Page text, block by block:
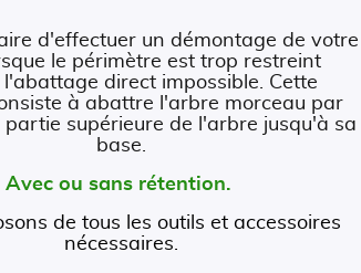
d'effectuer un démontage de votre
le périmètre est trop restreint
direct impossible. Cette
à abattre l'arbre morceau par
partie supérieure de l'arbre jusqu'à sa
base.
Avec ou sans rétention.
de tous les outils et accessoires
nécessaires.